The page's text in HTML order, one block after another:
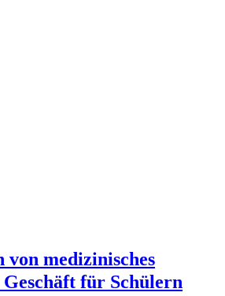
von medizinisches
Geschäft für Schülern